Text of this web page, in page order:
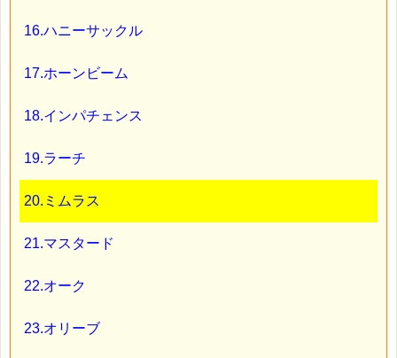
16.ハニーサックル
17.ホーンビーム
18.インパチェンス
19.ラーチ
20.ミムラス
21.マスタード
22.オーク
23.オリーブ